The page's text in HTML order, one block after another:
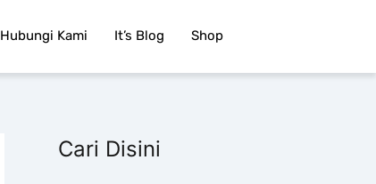
Hubungi Kami It’s Blog Shop
Cari Disini